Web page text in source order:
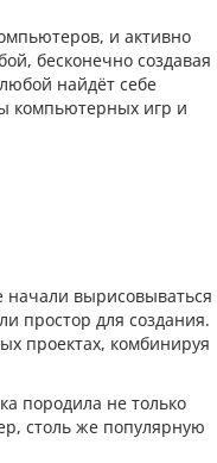
и активно
бесконечно создавая
найдёт себе
компьютерных игр и
начали вырисовываться
простор для создания.
проектах, комбинируя
породила не только
столь же популярную